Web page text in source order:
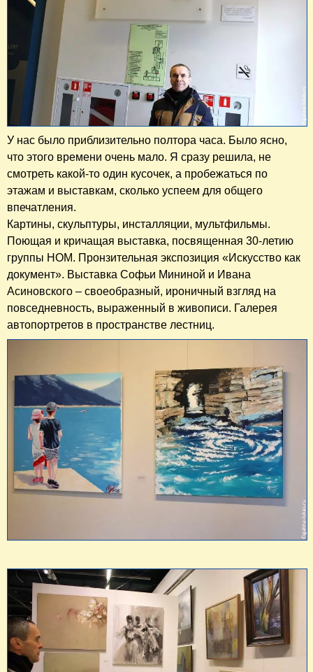
У нас было приблизительно полтора часа. Было ясно,
что этого времени очень мало. Я сразу решила, не
смотреть какой-то один кусочек, а пробежаться по
этажам и выставкам, сколько успеем для общего
впечатления.
Картины, скульптуры, инсталляции, мультфильмы.
Поющая и кричащая выставка, посвященная 30-летию
группы НОМ. Пронзительная экспозиция «Искусство как
документ». Выставка Софьи Мининой и Ивана
Асиновского – своеобразный, ироничный взгляд на
повседневность, выраженный в живописи. Галерея
автопортретов в пространстве лестниц.